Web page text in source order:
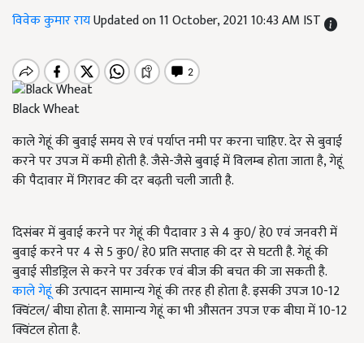
विवेक कुमार रायUpdated on 11 October, 2021 10:43 AM IST
Black Wheat
काले गेहूं की बुवाई समय से एवं पर्याप्त नमी पर करना चाहिए. देर से बुवाई
करने पर उपज में कमी होती है. जैसे-जैसे बुवाई में विलम्ब होता जाता है, गेहूं
की पैदावार में गिरावट की दर बढ़ती चली जाती है.
दिसंबर में बुवाई करने पर गेहूं की पैदावार 3 से 4 कु0/ हे0 एवं जनवरी में
बुवाई करने पर 4 से 5 कु0/ हे0 प्रति सप्ताह की दर से घटती है. गेहूं की
बुवाई सीडड्रिल से करने पर उर्वरक एवं बीज की बचत की जा सकती है.
काले गेहूंकी उत्पादन सामान्य गेहूं की तरह ही होता है. इसकी उपज 10-12
क्विंटल/ बीघा होता है. सामान्य गेहूं का भी औसतन उपज एक बीघा में 10-12
क्विंटल होता है.